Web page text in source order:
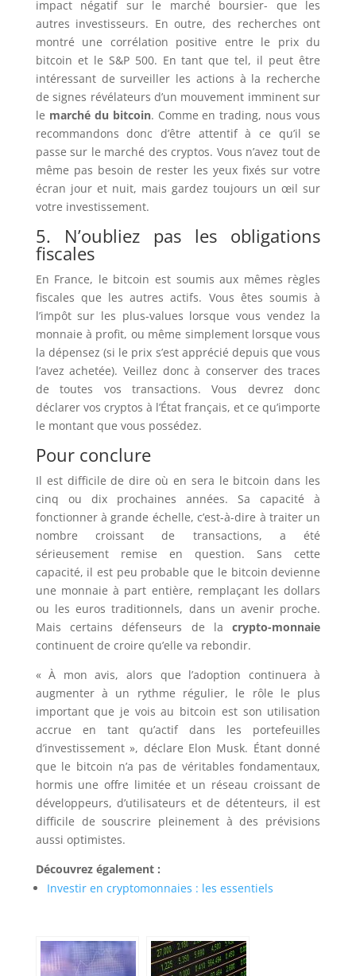
impact négatif sur le marché boursier- que les
autres investisseurs. En outre, des recherches ont
montré une corrélation positive entre le prix du
bitcoin et le S&P 500. En tant que tel, il peut être
intéressant de surveiller les actions à la recherche
de signes révélateurs d’un mouvement imminent sur
le marché du bitcoin. Comme en trading, nous vous
recommandons donc d’être attentif à ce qu’il se
passe sur le marché des cryptos. Vous n’avez tout de
même pas besoin de rester les yeux fixés sur votre
écran jour et nuit, mais gardez toujours un œil sur
votre investissement.
5. N’oubliez pas les obligations
fiscales
En France, le bitcoin est soumis aux mêmes règles
fiscales que les autres actifs. Vous êtes soumis à
l’impôt sur les plus-values lorsque vous vendez la
monnaie à profit, ou même simplement lorsque vous
la dépensez (si le prix s’est apprécié depuis que vous
l’avez achetée). Veillez donc à conserver des traces
de toutes vos transactions. Vous devrez donc
déclarer vos cryptos à l’État français, et ce qu’importe
le montant que vous possédez.
Pour conclure
Il est difficile de dire où en sera le bitcoin dans les
cinq ou dix prochaines années. Sa capacité à
fonctionner à grande échelle, c’est-à-dire à traiter un
nombre croissant de transactions, a été
sérieusement remise en question. Sans cette
capacité, il est peu probable que le bitcoin devienne
une monnaie à part entière, remplaçant les dollars
ou les euros traditionnels, dans un avenir proche.
Mais certains défenseurs de lacrypto-monnaie
continuent de croire qu’elle va rebondir.
« À mon avis, alors que l’adoption continuera à
augmenter à un rythme régulier, le rôle le plus
important que je vois au bitcoin est son utilisation
accrue en tant qu’actif dans les portefeuilles
d’investissement », déclare Elon Musk. Étant donné
que le bitcoin n’a pas de véritables fondamentaux,
hormis une offre limitée et un réseau croissant de
développeurs, d’utilisateurs et de détenteurs, il est
difficile de souscrire pleinement à des prévisions
aussi optimistes.
Découvrez également :
Investir en cryptomonnaies : les essentiels